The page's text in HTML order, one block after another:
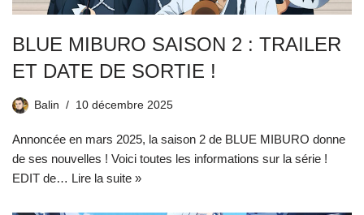
BLUE MIBURO SAISON 2 : TRAILER
ET DATE DE SORTIE !
Balin 10 décembre 2025
Annoncée en mars 2025, la saison 2 de BLUE MIBURO donne
de ses nouvelles ! Voici toutes les informations sur la série !
EDIT de… Lire la suite »